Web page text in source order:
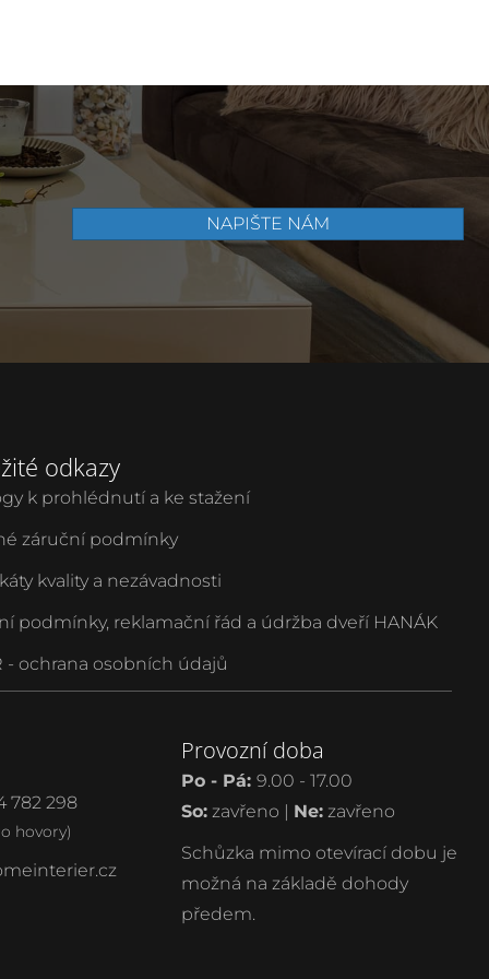
NAPIŠTE NÁM
odkazy
k prohlédnutí a ke stažení
záruční podmínky
kvality a nezávadnosti
podmínky, reklamační řád a údržba dveří HANÁK
- ochrana osobních údajů
782 298
hovory)
Provozní doba
Po - Pá: 9.00 - 17.00
So:zavřeno | Ne:zavřeno
Schůzka mimo otevírací dobu je
možná na základě dohody
předem.